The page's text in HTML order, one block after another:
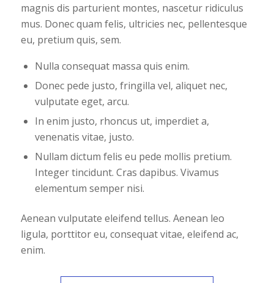
magnis dis parturient montes, nascetur ridiculus
mus. Donec quam felis, ultricies nec, pellentesque
eu, pretium quis, sem.
Nulla consequat massa quis enim.
Donec pede justo, fringilla vel, aliquet nec,
vulputate eget, arcu.
In enim justo, rhoncus ut, imperdiet a,
venenatis vitae, justo.
Nullam dictum felis eu pede mollis pretium.
Integer tincidunt. Cras dapibus. Vivamus
elementum semper nisi.
Aenean vulputate eleifend tellus. Aenean leo
ligula, porttitor eu, consequat vitae, eleifend ac,
enim.